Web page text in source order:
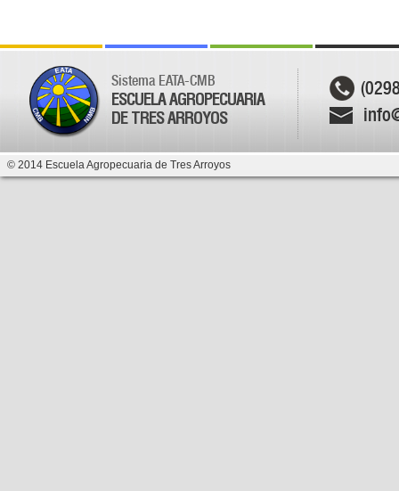
Sistema EATA-CMB
ESCUELA AGROPECUARIA
DE TRES ARROYOS
© 2014 Escuela Agropecuaria de Tres Arroyos